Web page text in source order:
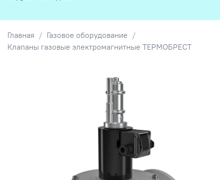
Главная
Газовое оборудование
Клапаны газовые электромагнитные ТЕРМОБРЕСТ